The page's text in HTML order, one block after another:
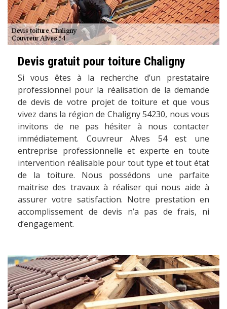
Devis gratuit pour toiture Chaligny
Si vous êtes à la recherche d’un prestataire
professionnel pour la réalisation de la demande
de devis de votre projet de toiture et que vous
vivez dans la région de Chaligny 54230, nous vous
invitons de ne pas hésiter à nous contacter
immédiatement. Couvreur Alves 54 est une
entreprise professionnelle et experte en toute
intervention réalisable pour tout type et tout état
de la toiture. Nous possédons une parfaite
maitrise des travaux à réaliser qui nous aide à
assurer votre satisfaction. Notre prestation en
accomplissement de devis n’a pas de frais, ni
d’engagement.